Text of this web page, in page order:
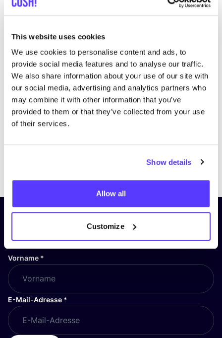
This website uses cookies
We use cookies to personalise content and ads, to
provide social media features and to analyse our traffic.
We also share information about your use of our site with
our social media, advertising and analytics partners who
may combine it with other information that you’ve
provided to them or that they’ve collected from your use
of their services.
Show details
Allow all
Customize
PreviousNext
Abonniere unseren Newsletter
und bleibe auf dem Laufenden!
Vorname *
E-Mail-Adresse *